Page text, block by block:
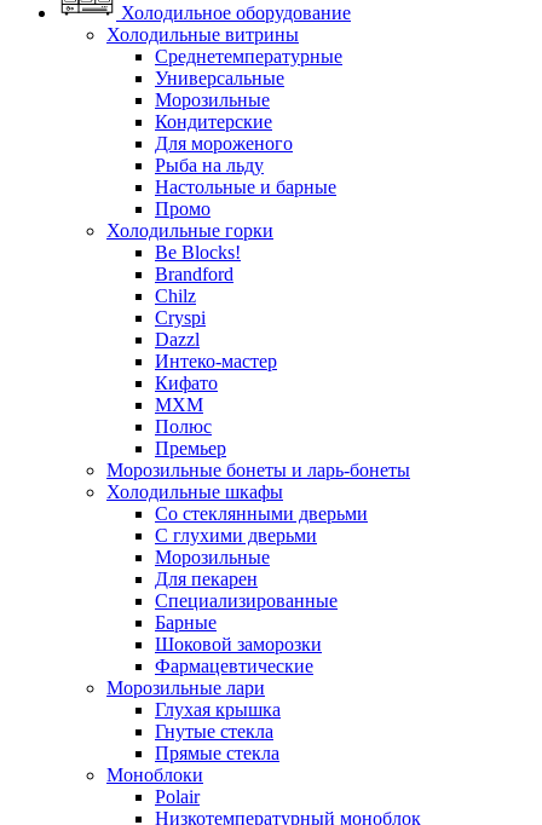
Холодильное оборудование
Холодильные витрины
Среднетемпературные
Универсальные
Морозильные
Кондитерские
Для мороженого
Рыба на льду
Настольные и барные
Промо
Холодильные горки
Be Blocks!
Brandford
Chilz
Cryspi
Dazzl
Интеко-мастер
Кифато
МХМ
Полюс
Премьер
Морозильные бонеты и ларь-бонеты
Холодильные шкафы
Со стеклянными дверьми
С глухими дверьми
Морозильные
Для пекарен
Специализированные
Барные
Шоковой заморозки
Фармацевтические
Морозильные лари
Глухая крышка
Гнутые стекла
Прямые стекла
Моноблоки
Polair
Низкотемпературный моноблок